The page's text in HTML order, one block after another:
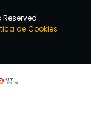
de Cookies